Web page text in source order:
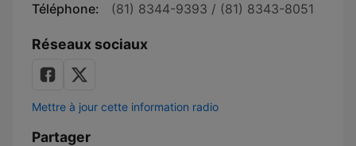
Téléphone:
(81) 8344-9393 / (81) 8343-8051
Réseaux sociaux
Mettre à jour cette information radio
Partager